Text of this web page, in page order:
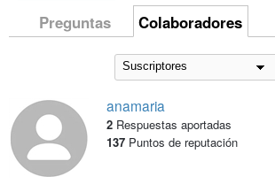
Preguntas Colaboradores
anamaria
2 Respuestas aportadas
137Puntos de reputación